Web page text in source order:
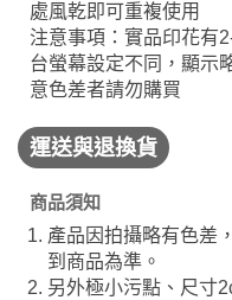
處風乾即可重複使用
注意事項：實品印花有
台螢幕設定不同，顯示
意色差者請勿購買
運送與退換貨
商品須知
產品因拍攝略有色差
到商品為準。
另外極小污點、尺寸